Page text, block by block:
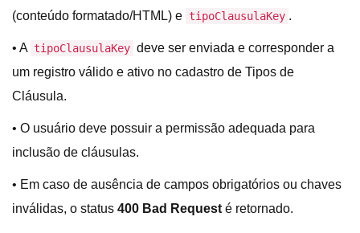
(conteúdo formatado/HTML) e tipoClausulaKey .
• A tipoClausulaKey deve ser enviada e corresponder a
um registro válido e ativo no cadastro de Tipos de
Cláusula.
• O usuário deve possuir a permissão adequada para
inclusão de cláusulas.
• Em caso de ausência de campos obrigatórios ou chaves
inválidas, o status 400 Bad Request é retornado.